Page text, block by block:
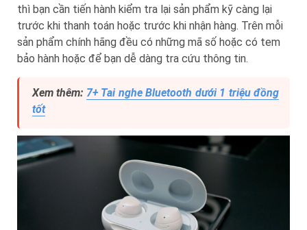
thì bạn cần tiến hành kiểm tra lại sản phẩm kỹ càng lại
trước khi thanh toán hoặc trước khi nhận hàng. Trên mỗi
sản phẩm chính hãng đều có những mã số hoặc có tem
bảo hành hoặc để bạn dễ dàng tra cứu thông tin.
Xem thêm: 7+ Tai nghe Bluetooth dưới 1 triệu đồng
tốt